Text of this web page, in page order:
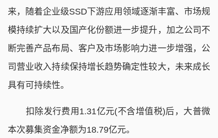
来，随着企业级SSD下游应用领域逐渐丰富、市场规
模持续扩大以及国产化份额进一步提升，加之公司不
断完善产品布局、客户及市场影响力进一步增强，公
司营业收入持续保持增长趋势确定性较大，未来成长
具有可持续性。
扣除发行费用1.31亿元(不含增值税)后，大普微
本次募集资金净额为18.79亿元。